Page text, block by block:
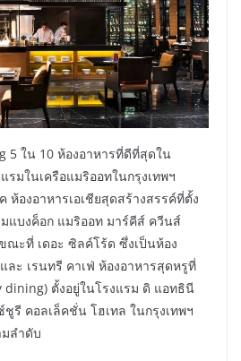
5 ใน 10 ห้องอาหารที่ดีที่สุดใน
รมในเครือแมริออทในกรุงเทพฯ
ห้องอาหารเอเชียสุดสร้างสรรค์ที่ตั้ง
แบงค็อก แมริออท มาร์คีส์ ควีนส์
ะที่ เดอะ ซิลค์โร้ด ซึ่งเป็นห้อง
ละ เรนทรี คาเฟ่ ห้องอาหารสุดหรูที่
dining) ตั้งอยู่ในโรงแรม ดิ แอทธินี
รี คอลเล็คชั่น โฮเทล ในกรุงเทพฯ
ลำดับ